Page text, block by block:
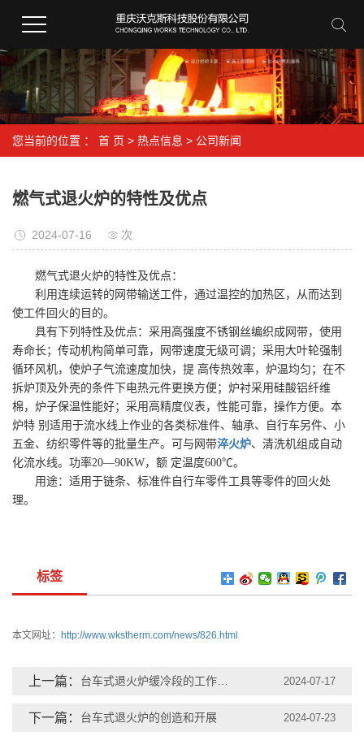
您当前的位置 ： 首 页 > 热点信息 > 公司新闻
燃气式退火炉的特性及优点
2024-07-16 次
燃气式退火炉的特性及优点：
利用连续运转的网带输送工件，通过温控的加热区，从而达到
使工件回火的目的。
具有下列特性及优点：采用高强度不锈钢丝编织成网带，使用
寿命长；传动机构简单可靠，网带速度无级可调；采用大叶轮强制
循环风机，使炉子气流速度加快，提 高传热效率，炉温均匀；在不
拆炉顶及外壳的条件下电热元件更换方便；炉衬采用硅酸铝纤维
棉，炉子保温性能好；采用高精度仪表，性能可靠，操作方便。本
炉特 别适用于流水线上作业的各类标准件、轴承、自行车另件、小
五金、纺织零件等的批量生产。可与网带淬火炉、清洗机组成自动
化流水线。功率20—90KW，额 定温度600℃。
用途：适用于链条、标准件自行车零件工具等零件的回火处
理。
标签
本文网址： http://www.wkstherm.com/news/826.html
上一篇： 2024-07-17
下一篇： 台车式退火炉的创造和开展 2024-07-23